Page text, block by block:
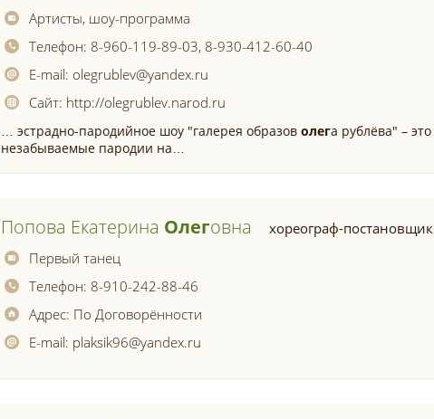
Артисты, шоу-программа
Телефон: 8-960-119-89-03, 8-930-412-60-40
E-mail: olegrublev@yandex.ru
Сайт: http://olegrublev.narod.ru
… эстрадно-пародийное шоу "галерея образоволега рублёва" – это
незабываемые пародии на…
Попова Екатерина ОлегОвна
хореограф-постановщик
Первый танец
Телефон: 8-910-242-88-46
Адрес: По Договорённости
E-mail: plaksik96@yandex.ru